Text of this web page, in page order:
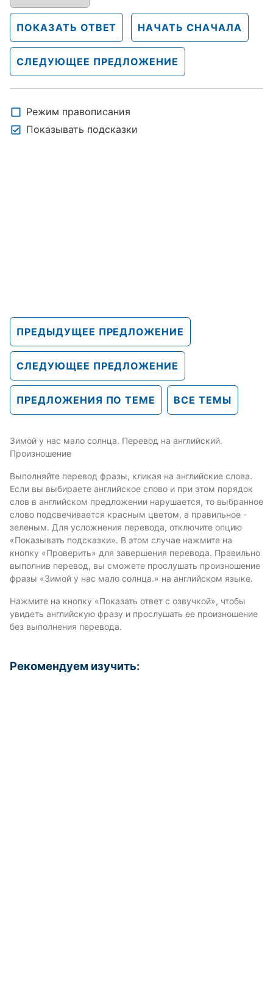
ПОКАЗАТЬ ОТВЕТ НАЧАТЬ СНАЧАЛА
СЛЕДУЮЩЕЕ ПРЕДЛОЖЕНИЕ
Режим правописания
Показывать подсказки
ПРЕДЫДУЩЕЕ ПРЕДЛОЖЕНИЕ
СЛЕДУЮЩЕЕ ПРЕДЛОЖЕНИЕ
ПРЕДЛОЖЕНИЯ ПО ТЕМЕ ВСЕ ТЕМЫ
Зимой у нас мало солнца. Перевод на английский.
Произношение
Выполняйте перевод фразы, кликая на английские слова.
Если вы выбираете английское слово и при этом порядок
слов в английском предложении нарушается, то выбранное
слово подсвечивается красным цветом, а правильное -
зеленым. Для усложнения перевода, отключите опцию
«Показывать подсказки». В этом случае нажмите на
кнопку «Проверить» для завершения перевода. Правильно
выполнив перевод, вы сможете прослушать произношение
фразы «Зимой у нас мало солнца.» на английском языке.
Нажмите на кнопку «Показать ответ с озвучкой», чтобы
увидеть английскую фразу и прослушать ее произношение
без выполнения перевода.
Рекомендуем изучить: